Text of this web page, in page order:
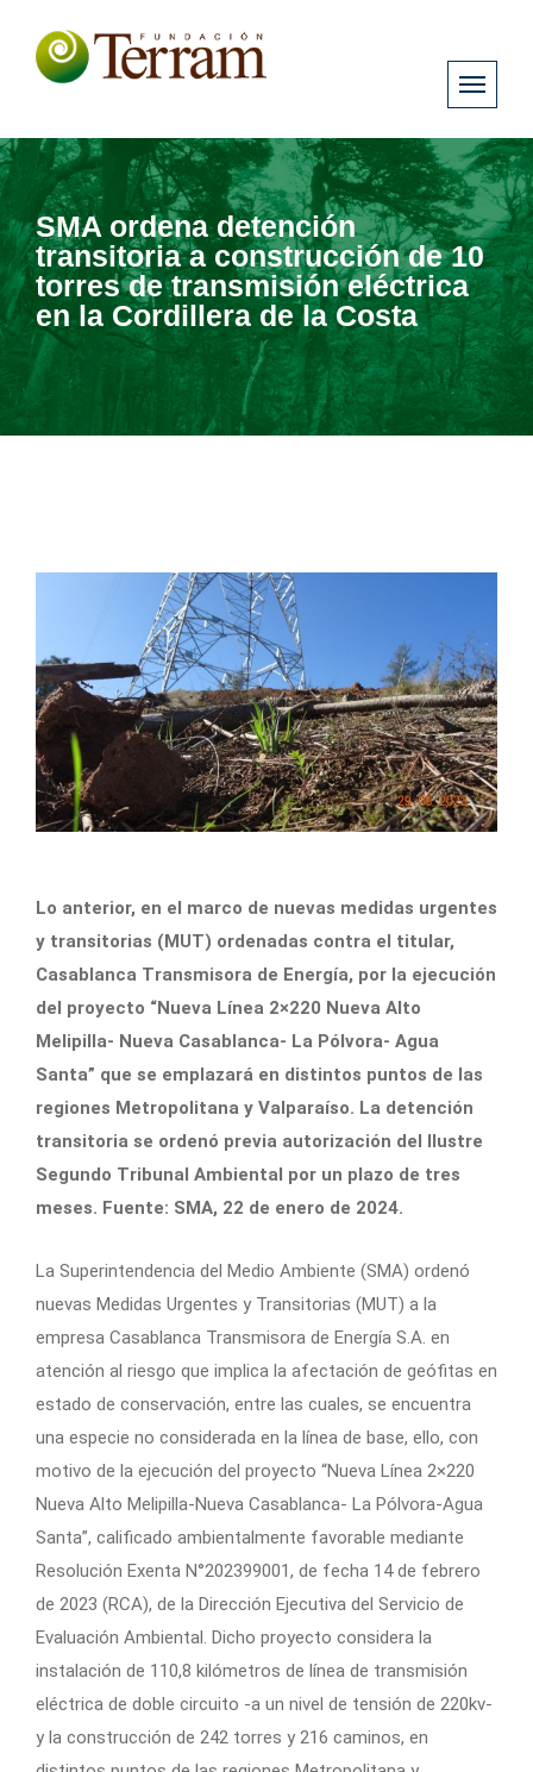
SMA ordena detención
transitoria a construcción de 10
torres de transmisión eléctrica
en la Cordillera de la Costa
Lo anterior, en el marco de nuevas medidas urgentes
y transitorias (MUT) ordenadas contra el titular,
Casablanca Transmisora de Energía, por la ejecución
del proyecto “Nueva Línea 2×220 Nueva Alto
Melipilla- Nueva Casablanca- La Pólvora- Agua
Santa” que se emplazará en distintos puntos de las
regiones Metropolitana y Valparaíso. La detención
transitoria se ordenó previa autorización del Ilustre
Segundo Tribunal Ambiental por un plazo de tres
meses. Fuente: SMA, 22 de enero de 2024.
La Superintendencia del Medio Ambiente (SMA) ordenó
nuevas Medidas Urgentes y Transitorias (MUT) a la
empresa Casablanca Transmisora de Energía S.A. en
atención al riesgo que implica la afectación de geófitas en
estado de conservación, entre las cuales, se encuentra
una especie no considerada en la línea de base, ello, con
motivo de la ejecución del proyecto “Nueva Línea 2×220
Nueva Alto Melipilla-Nueva Casablanca- La Pólvora-Agua
Santa”, calificado ambientalmente favorable mediante
Resolución Exenta N°202399001, de fecha 14 de febrero
de 2023 (RCA), de la Dirección Ejecutiva del Servicio de
Evaluación Ambiental. Dicho proyecto considera la
instalación de 110,8 kilómetros de línea de transmisión
eléctrica de doble circuito -a un nivel de tensión de 220kv-
y la construcción de 242 torres y 216 caminos, en